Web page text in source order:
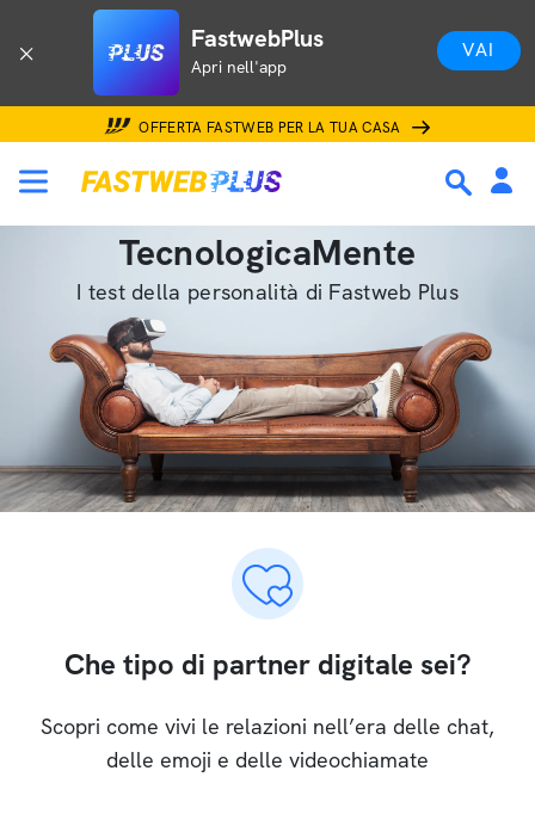
FastwebPlus
Apri nell'app
VAI
OFFERTA FASTWEB PER LA TUA CASA
TecnologicaMente
I test della personalità di Fastweb Plus
Che tipo di partner digitale sei?
Scopri come vivi le relazioni nell’era delle chat,
delle emoji e delle videochiamate